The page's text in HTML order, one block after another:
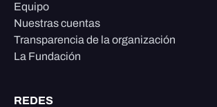
Equipo
Nuestras cuentas
Transparencia de la organización
La Fundación
REDES